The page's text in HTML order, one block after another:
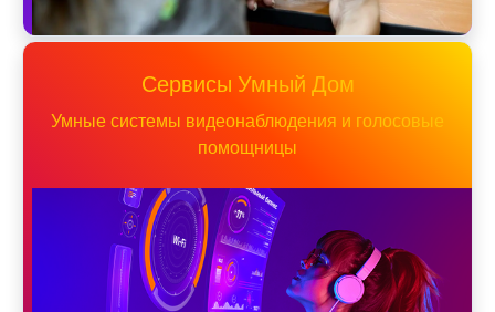
Сервисы Умный Дом
Умные системы видеонаблюдения и голосовые
помощницы